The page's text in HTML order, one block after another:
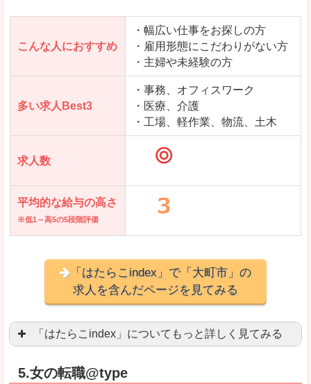
こんな人におすすめ
・幅広い仕事をお探しの方
・雇用形態にこだわりがない方
・主婦や未経験の方
多い求人Best3
・事務、オフィスワーク
・医療、介護
・工場、軽作業、物流、土木
求人数
平均的な給与の高さ
※低1～高5の5段階評価
「はたらこindex」で「大町市」の
求人を含んだページを見てみる
「はたらこindex」についてもっと詳しく見てみる
5.女の転職@type